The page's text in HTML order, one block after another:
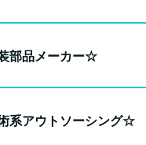
部品メーカー☆
系アウトソーシング☆